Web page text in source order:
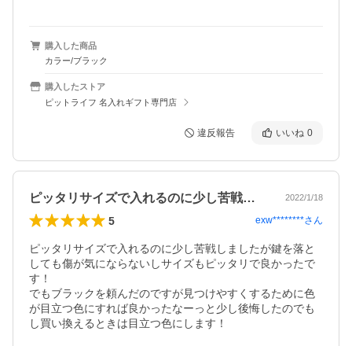
購入した商品
カラー/ブラック
購入したストア
ピットライフ 名入れギフト専門店
違反報告 いいね 0
ピッタリサイズで入れるのに少し苦戦しま… 2022/1/18
5 exw********さん
ピッタリサイズで入れるのに少し苦戦しましたが鍵を落と
しても傷が気にならないしサイズもピッタリで良かったで
す！
でもブラックを頼んだのですが見つけやすくするために色
が目立つ色にすれば良かったなーっと少し後悔したのでも
し買い換えるときは目立つ色にします！